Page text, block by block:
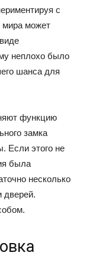
с
мира может
неплохо было
шанса для
функцию
замка
Если этого не
была
несколько
дверей.